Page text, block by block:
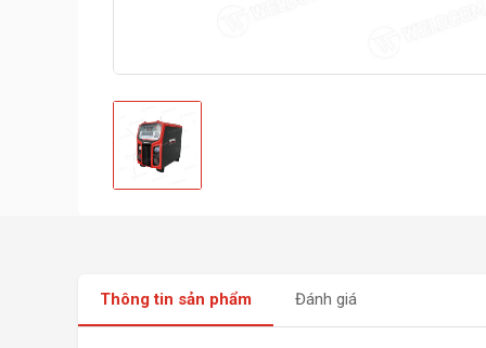
Thông tin sản phẩm Đánh giá